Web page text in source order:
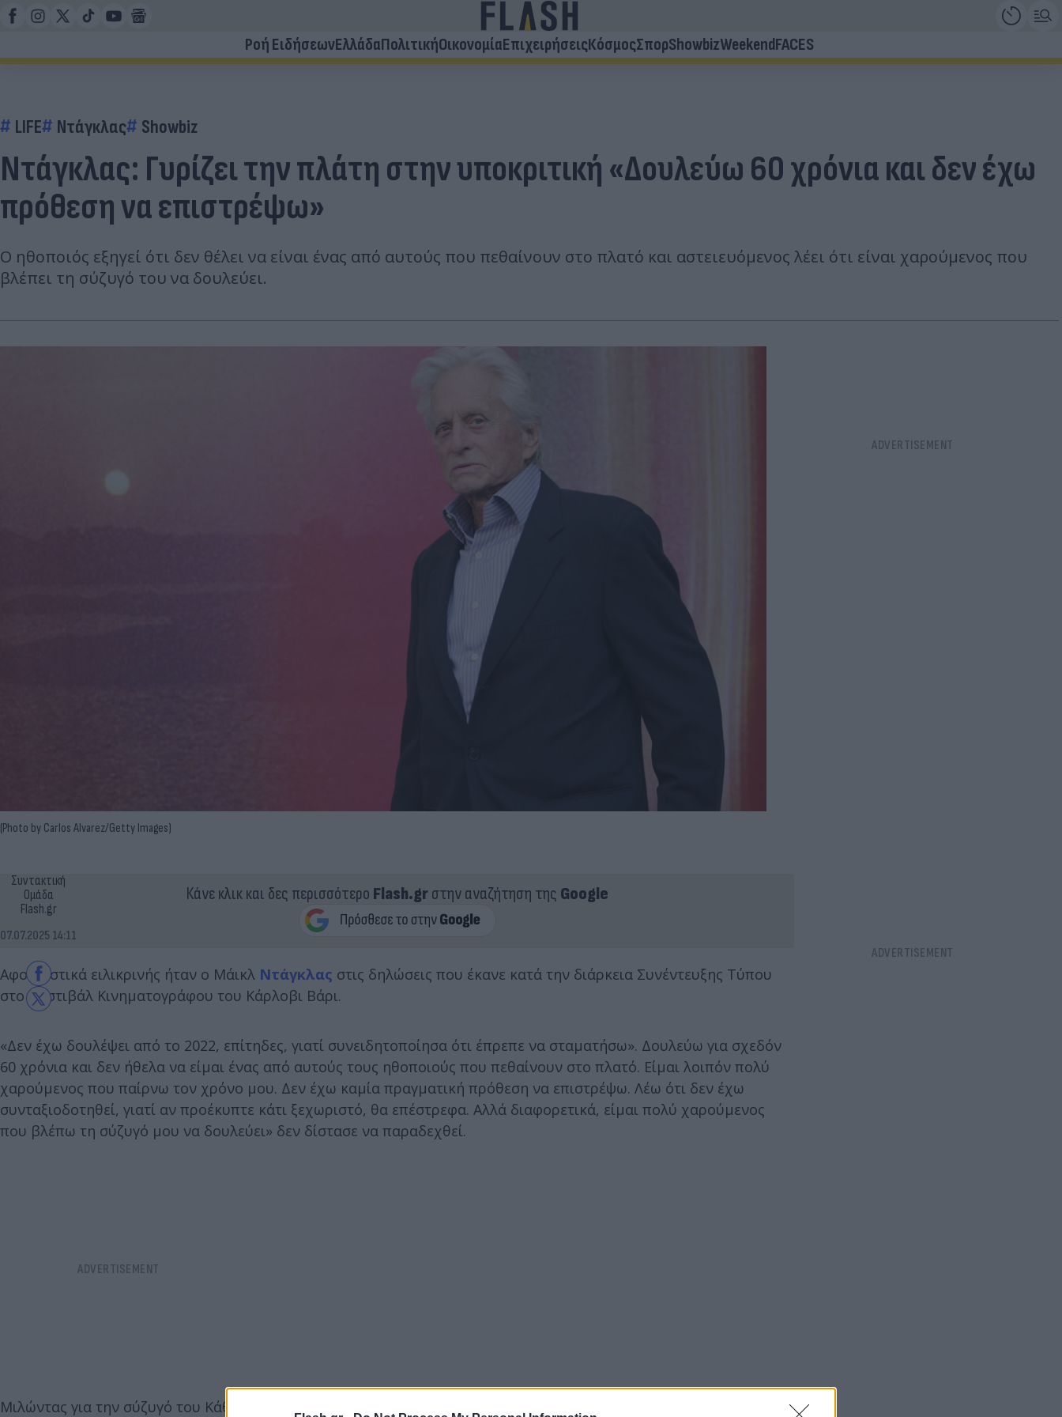
Ροή ΕιδήσεωνΕλλάδαΠολιτικήΟικονομίαΕπιχειρήσειςΚόσμοςΣπορShowbizWeekendFACES
LIFE Ντάγκλας Showbiz
Ντάγκλας: Γυρίζει την πλάτη στην υποκριτική «Δουλεύω 60 χρόνια και δεν έχω
πρόθεση να επιστρέψω»
Ο ηθοποιός εξηγεί ότι δεν θέλει να είναι ένας από αυτούς που πεθαίνουν στο πλατό και αστειευόμενος λέει ότι είναι χαρούμενος που
βλέπει τη σύζυγό του να δουλεύει.
(Photo by Carlos Alvarez/Getty Images)
Συντακτική
Ομάδα
Flash.gr
07.07.2025 14:11
Κάνε κλικ και δες περισσότερο Flash.grστην αναζήτηση της Google
Αφοπλιστικά ειλικρινής ήταν ο Μάικλ Ντάγκλας στις δηλώσεις που έκανε κατά την διάρκεια Συνέντευξης Τύπου
στο Φεστιβάλ Κινηματογράφου του Κάρλοβι Βάρι.
«Δεν έχω δουλέψει από το 2022, επίτηδες, γιατί συνειδητοποίησα ότι έπρεπε να σταματήσω». Δουλεύω για σχεδόν
60 χρόνια και δεν ήθελα να είμαι ένας από αυτούς τους ηθοποιούς που πεθαίνουν στο πλατό. Είμαι λοιπόν πολύ
χαρούμενος που παίρνω τον χρόνο μου. Δεν έχω καμία πραγματική πρόθεση να επιστρέψω. Λέω ότι δεν έχω
συνταξιοδοτηθεί, γιατί αν προέκυπτε κάτι ξεχωριστό, θα επέστρεφα. Αλλά διαφορετικά, είμαι πολύ χαρούμενος
που βλέπω τη σύζυγό μου να δουλεύει» δεν δίστασε να παραδεχθεί.
Μιλώντας για την σύζυγό του Κάθριν Ζέτα Τζόουνς ο διάσημος ηθοποιός είπε, σχολιάζοντας την διαφορά ηλικίας